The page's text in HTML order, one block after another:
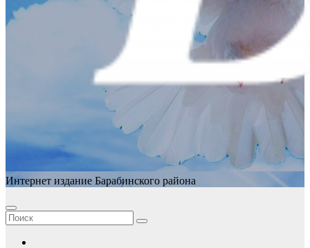
Интернет издание Барабинского района